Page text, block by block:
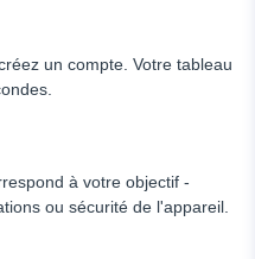
un compte. Votre tableau
à votre objectif -
ou sécurité de l'appareil.